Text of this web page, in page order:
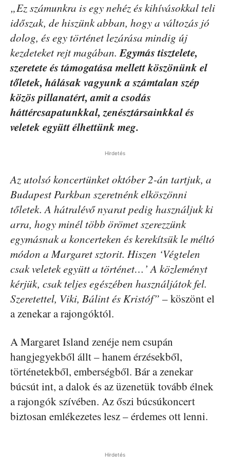
„Ez számunkra is egy nehéz és kihívásokkal teli
időszak, de hiszünk abban, hogy a változás jó
dolog, és egy történet lezárása mindig új
kezdeteket rejt magában.Egymás tisztelete,
szeretete és támogatása mellett köszönünk el
tőletek, hálásak vagyunk a számtalan szép
közös pillanatért, amit a csodás
háttércsapatunkkal, zenésztársainkkal és
veletek együtt élhettünk meg.
Hirdetés
Az utolsó koncertünket október 2-án tartjuk, a
Budapest Parkban szeretnénk elköszönni
tőletek. A hátralévő nyarat pedig használjuk ki
arra, hogy minél több örömet szerezzünk
egymásnak a koncerteken és kerekítsük le méltó
módon a Margaret sztorit. Hiszen ‘Végtelen
csak veletek együtt a történet…’ A közleményt
kérjük, csak teljes egészében használjátok fel.
Szeretettel, Viki, Bálint és Kristóf” – köszönt el
a zenekar a rajongóktól.
A Margaret Island zenéje nem csupán
hangjegyekből állt – hanem érzésekből,
történetekből, emberségből. Bár a zenekar
búcsút int, a dalok és az üzenetük tovább élnek
a rajongók szívében. Az őszi búcsúkoncert
biztosan emlékezetes lesz – érdemes ott lenni.
Hirdetés